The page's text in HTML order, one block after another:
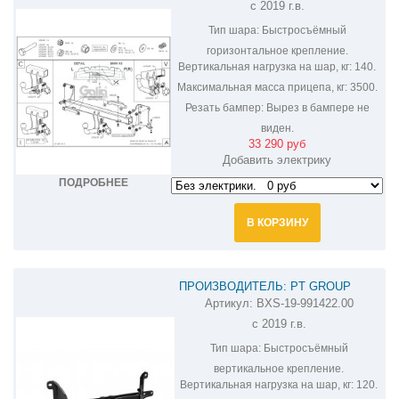
ПОДРОБНЕЕ
B026C
с 2019 г.в.
Тип шара:Быстросъёмный
горизонтальное крепление.
Вертикальная нагрузка на шар, кг: 140.
Максимальная масса прицепа, кг:3500.
Резать бампер:Вырез в бампере не
виден.
33 290 руб
Добавить электрику
В КОРЗИНУ
ПРОИЗВОДИТЕЛЬ: PT GROUP
ФАРКОП НА BMW X7 BXS-19-991422.00
Артикул: BXS-19-991422.00
с 2019 г.в.
Тип шара:Быстросъёмный
вертикальное крепление.
Вертикальная нагрузка на шар, кг: 120.